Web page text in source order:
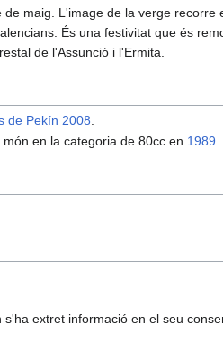
maig. L'image de la verge recorre
És una festivitat que és
de l'Assunció i l'Ermita.
de Pekín 2008
en la categoria de 80cc en 1989.
s'ha extret informació en el seu